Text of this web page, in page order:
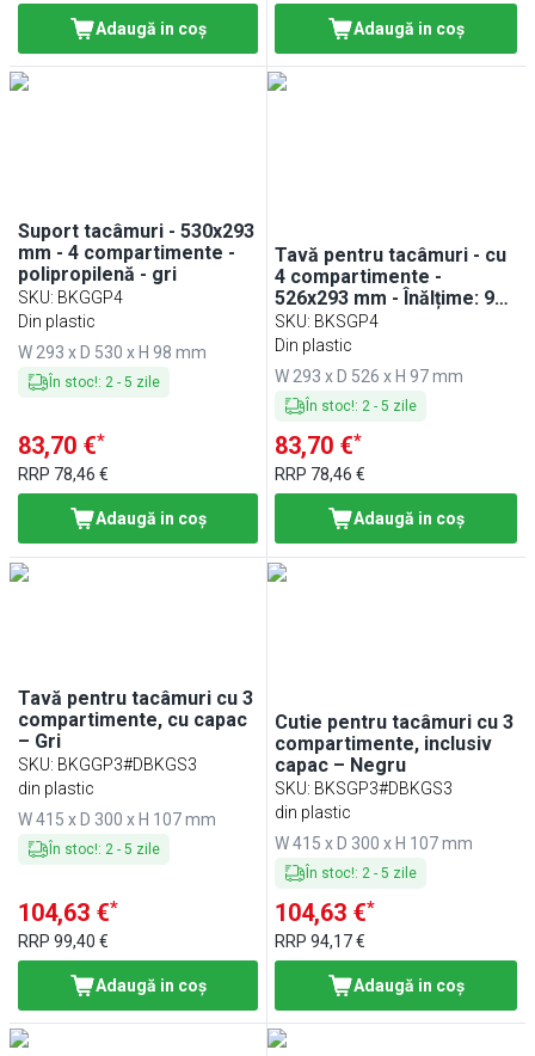
Adaugă in coş Adaugă in coş
Suport tacâmuri - 530x293
mm - 4 compartimente -
polipropilenă - gri
SKU: BKGGP4
Din plastic
W 293 x D 530 x H 98 mm
În stoc!: 2- 5 zile
83,70 €*
RRP 78,46 €
Adaugă in coş
Tavă pentru tacâmuri - cu
4 compartimente -
526x293 mm - Înălțime: 97
mm - polipropilenă - negru
SKU: BKSGP4
Din plastic
W 293 x D 526 x H 97 mm
În stoc!: 2 -5 zile
83,70 €*
RRP 78,46 €
Adaugă in coş
Tavă pentru tacâmuri cu 3
compartimente, cu capac
– Gri
SKU: BKGGP3#DBKGS3
din plastic
W 415 x D 300 x H 107 mm
În stoc!: 2 - 5 zile
104,63 €*
RRP 99,40 €
Adaugă in coş
Cutie pentru tacâmuri cu 3
compartimente, inclusiv
capac – Negru
SKU: BKSGP3#DBKGS3
din plastic
W 415 x D 300 x H 107 mm
În stoc!: 2 -5 zile
104,63 €*
RRP94,17 €
Adaugă in coş